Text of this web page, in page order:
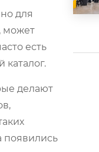
для
может
есть
делают
появились